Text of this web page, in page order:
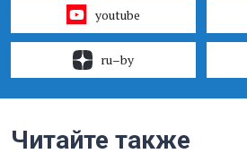
youtube
ru–by
Читайте также